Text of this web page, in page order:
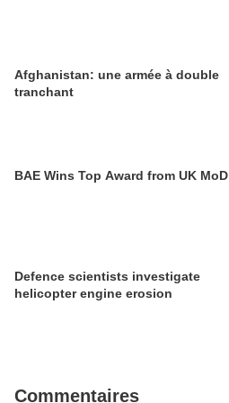
Afghanistan: une armée à double
tranchant
BAE Wins Top Award from UK MoD
Defence scientists investigate
helicopter engine erosion
Commentaires